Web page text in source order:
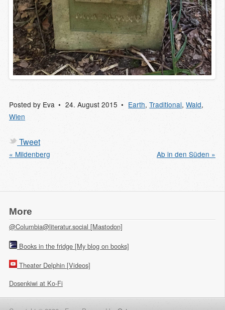
Posted by Eva 24. August 2015 Earth,Traditional,Wald,
Wien
Tweet
« Mildenberg Ab in den Süden »
More
@Columbia@literatur.social [Mastodon]
Books in the fridge [My blog on books]
Theater Delphin [Videos]
Dosenkiwi at Ko-Fi